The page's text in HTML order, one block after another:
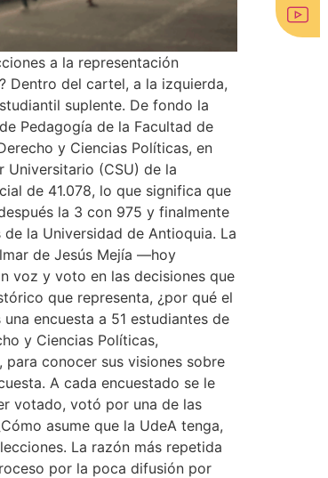
a la representación
Dentro del cartel, a la izquierda,
suplente. De fondo la
Pedagogía de la Facultad de
y Ciencias Políticas, en
Universitario (CSU) de la
de 41.078, lo que significa que
la 3 con 975 y finalmente
la Universidad de Antioquia. La
de Jesús Mejía —hoy
voz y voto en las decisiones que
que representa, ¿por qué el
encuesta a 51 estudiantes de
y Ciencias Políticas,
conocer sus visiones sobre
A cada encuestado se le
votado, votó por una de las
asume que la UdeA tenga,
La razón más repetida
por la poca difusión por